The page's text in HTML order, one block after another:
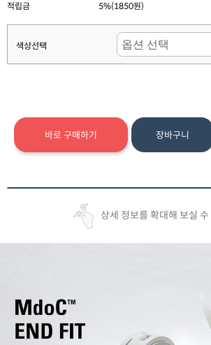
적립금
5%(1850원)
색상선택
바로 구매하기 장바구니
상세 정보를 확대해 보실